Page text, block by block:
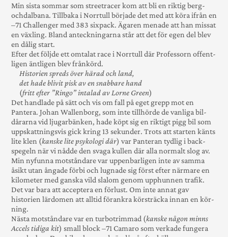
Min sista sommar som streetracer kom att bli en riktig berg­
och­dalbana. Tillbaka i Norrtull började det med att köra ifrån en
–71 Challenger med 383 sixpack. Ägaren menade att han missat
en växling. Bland anteck­ning­arna står att det för egen del blev
en dålig start.
Efter det följde ett omtalat race i Norrtull där Professorn offent­
ligen änt­ligen blev från­körd.
Historien spreds över härad och land,
det hade blivit pisk av en snabbare hand
(fritt efter ”Ringo” intalad av Lorne Green)
Det handlade på sätt och vis om fall på eget grepp mot en
Pantera. Johan Wallenborg, som inte till­hörde de vanliga bil­
dårarna vid ljugarbänken, hade köpt sig en riktigt pigg bil som
upp­skatt­nings­vis gick kring 13 sekunder. Trots att starten känts
lite klen (kanske lite psykologi där) var Panteran tyd­lig i back­
spegeln när vi nådde den svaga kullen där alla normalt slog av.
Min nyfunna mot­ståndare var uppen­bar­ligen inte av samma
åsikt utan ångade förbi och lugnade sig först efter när­mare en
kilo­meter med ganska vild slalom genom upp­hunnen trafik.
Det var bara att accep­tera en förlust. Om inte annat gav
historien lär­domen att alltid för­ankra kör­sträcka innan en kör­
ning.
Nästa mot­ståndare var en turbo­trimmad (kanske någon minns
Accels tidiga kit) small block –71 Camaro som ver­kade fungera